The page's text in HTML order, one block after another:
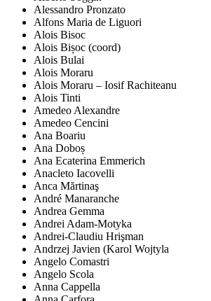
Alessandro Pronzato
Alfons Maria de Liguori
Alois Bisoc
Alois Bișoc (coord)
Alois Bulai
Alois Moraru
Alois Moraru – Iosif Rachiteanu
Alois Tinti
Amedeo Alexandre
Amedeo Cencini
Ana Boariu
Ana Doboș
Ana Ecaterina Emmerich
Anacleto Iacovelli
Anca Mărtinaş
André Manaranche
Andrea Gemma
Andrei Adam-Motyka
Andrei-Claudiu Hrişman
Andrzej Javien (Karol Wojtyla
Angelo Comastri
Angelo Scola
Anna Cappella